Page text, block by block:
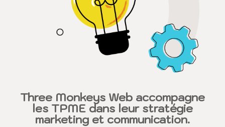
Three Monkeys Web accompagne
les TPME dans leur stratégie
marketing et communication.